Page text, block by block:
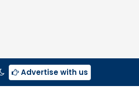
Advertise with us